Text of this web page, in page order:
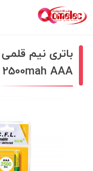
2500mah AAA